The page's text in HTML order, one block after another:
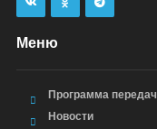
Меню
Программа передач
Новости